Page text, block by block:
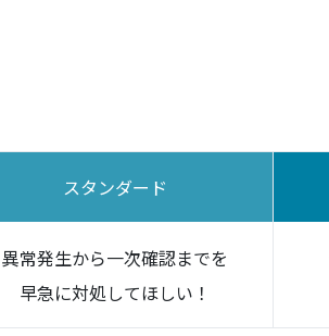
スタンダード
異常発生から一次確認までを
早急に対処してほしい！